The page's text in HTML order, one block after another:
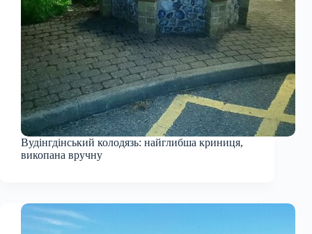
Вудінгдінський колодязь: найглибша криниця,
викопана вручну